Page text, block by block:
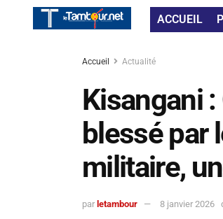
ACCUEIL
Accueil Actualité
Kisangani
blessé par
militaire,
par letambour 8 janvier 2026